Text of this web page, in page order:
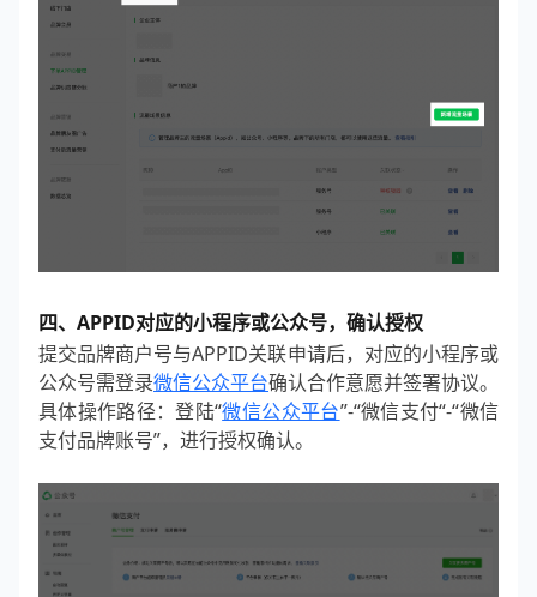
四、APPID对应的小程序或公众号，确认授权
提交品牌商户号与APPID关联申请后，对应的小程序或
公众号需登录微信公众平台确认合作意愿并签署协议。
具体操作路径：登陆“微信公众平台”-“微信支付“-“微信
支付品牌账号”，进行授权确认。